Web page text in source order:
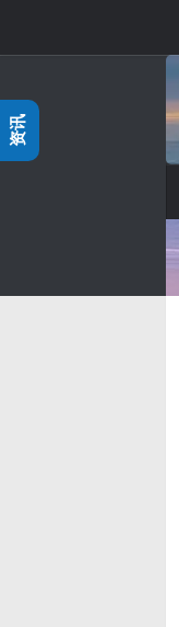
资讯